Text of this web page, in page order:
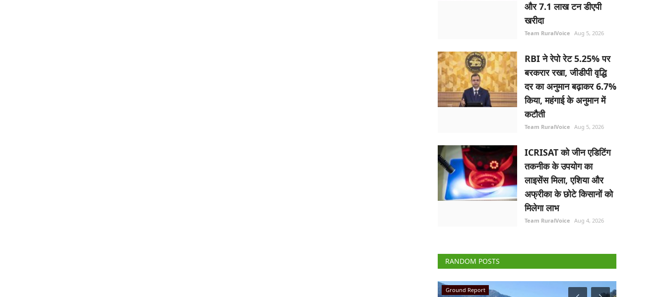
और 7.1 लाख टन डीएपी
खरीदा
Team RuralVoice Aug 5, 2026
RBI ने रेपो रेट 5.25% पर
बरकरार रखा, जीडीपी वृद्धि
दर का अनुमान बढ़ाकर 6.7%
किया, महंगाई के अनुमान में
कटौती
Team RuralVoice Aug 5, 2026
ICRISAT को जीन एडिटिंग
तकनीक के उपयोग का
लाइसेंस मिला, एशिया और
अफ्रीका के छोटे किसानों को
मिलेगा लाभ
Team RuralVoice Aug 4, 2026
RANDOM POSTS
National